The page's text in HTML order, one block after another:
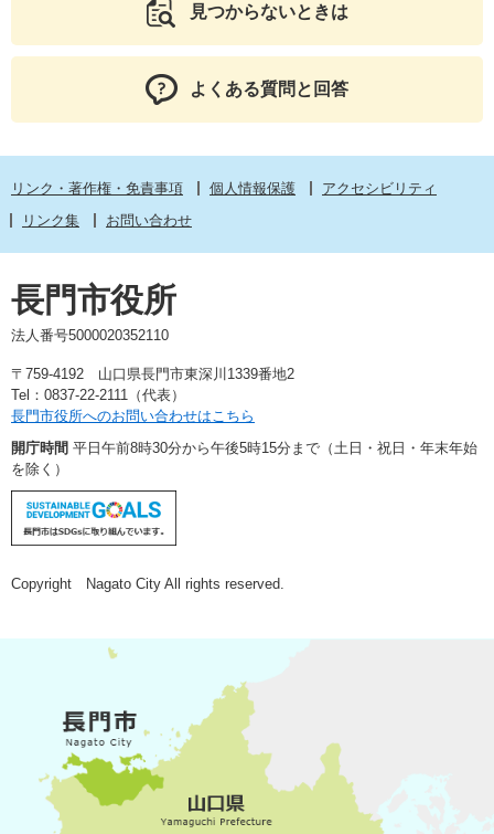
見つからないときは
よくある質問と回答
リンク・著作権・免責事項 個人情報保護
アクセシビリティ
リンク集
お問い合わせ
長門市役所
法人番号5000020352110
〒759-4192 山口県長門市東深川1339番地2
Tel：0837-22-2111（代表）
長門市役所へのお問い合わせはこちら
開庁時間 平日午前8時30分から午後5時15分まで（土日・祝日・年末年始
を除く）
Copyright Nagato City All rights reserved.